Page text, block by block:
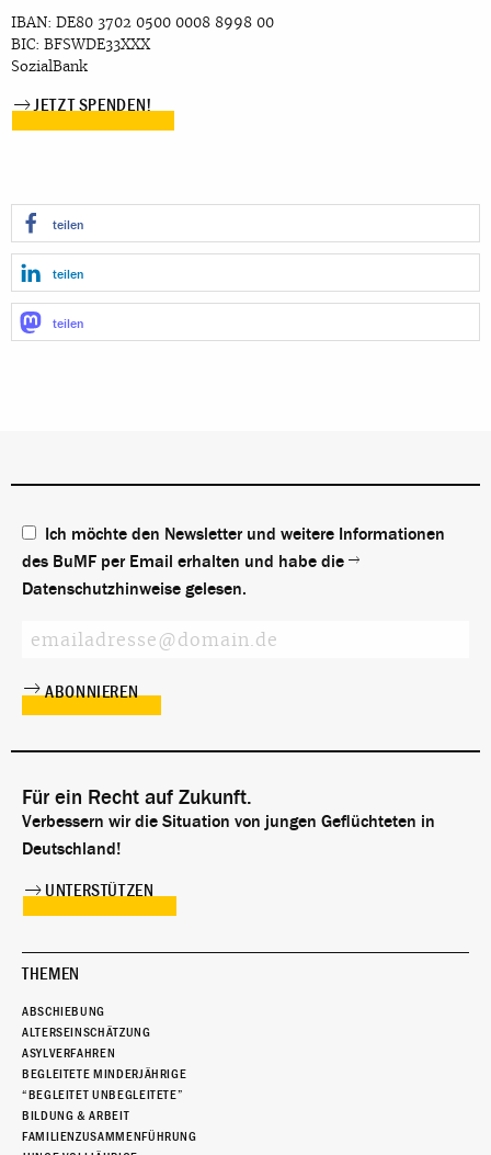
IBAN: DE80 3702 0500 0008 8998 00
BIC: BFSWDE33XXX
SozialBank
JETZT SPENDEN!
teilen
teilen
teilen
Ich möchte den Newsletter und weitere Informationen
des BuMF per Email erhalten und habe die
Datenschutzhinweise gelesen.
Für ein Recht auf Zukunft.
Verbessern wir die Situation von jungen Geflüchteten in
Deutschland!
UNTERSTÜTZEN
THEMEN
ABSCHIEBUNG
ALTERSEINSCHÄTZUNG
ASYLVERFAHREN
BEGLEITETE MINDERJÄHRIGE
“BEGLEITET UNBEGLEITETE”
BILDUNG & ARBEIT
FAMILIENZUSAMMENFÜHRUNG